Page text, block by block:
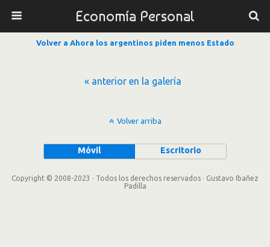
Economía Personal
Volver a Ahora los argentinos piden menos Estado
« anterior en la galería
Volver arriba
Móvil Escritorio
Copyright © 2008-2023 · Todos los derechos reservados · Gustavo Ibañez
Padilla